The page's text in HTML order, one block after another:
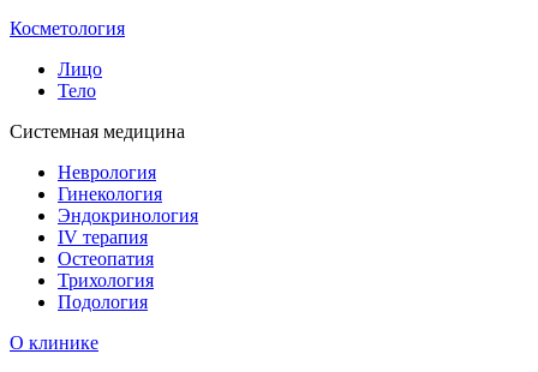
Косметология
Лицо
Тело
Системная медицина
Неврология
Гинекология
Эндокринология
IV терапия
Остеопатия
Трихология
Подология
О клинике